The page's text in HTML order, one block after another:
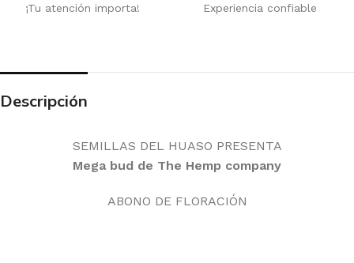
¡Tu atención importa! Experiencia confiable
Descripción
SEMILLAS DEL HUASO PRESENTA
Mega bud de The Hemp company
ABONO DE FLORACIÓN